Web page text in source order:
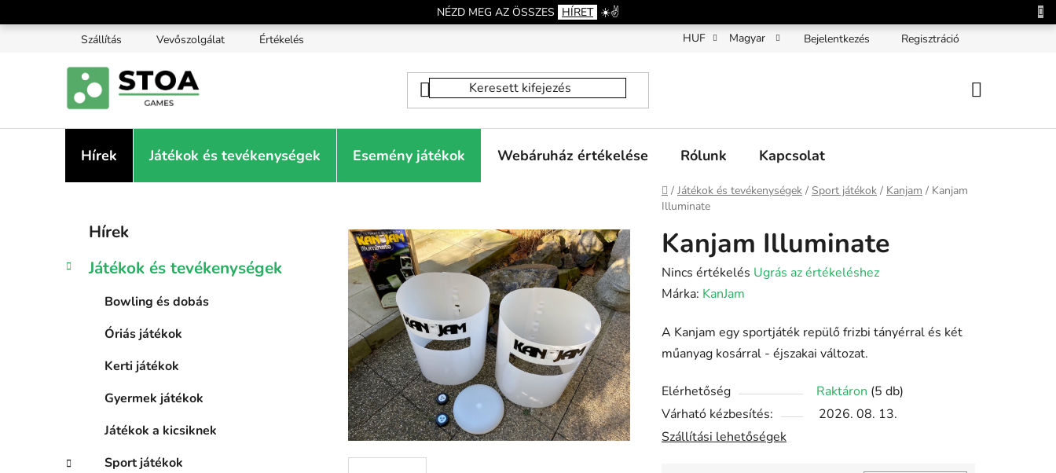
a
NÉZD MEG AZ ÖSSZES HÍRET ☀️✌️
Szállítás
Vevőszolgálat Értékelés HUF Magyar Bejelentkezés Regisztráció
Hírek Játékok és tevékenységek Esemény játékok Webáruház értékelése Rólunk Kapcsolat
Kezdőlap
/ Játékok és tevékenységek / Sport játékok / Kanjam / Kanjam
Illuminate
d
Kategóriák
átugrása
e
Hírek
Játékok és tevékenységek
Bowling és dobás
Óriás játékok
Kerti játékok
Gyermek játékok
Játékok a kicsiknek
Sport játékok
Kanjam Illuminate
A
termék
értékelése
5-
0,0
csillag.
Nincs értékelés Ugrás az értékeléshez
Márka: KanJam
A Kanjam egy sportjáték repülő frizbi tányérral és két
műanyag kosárral - éjszakai változat.
Elérhetőség Raktáron (5 db)
Várható kézbesítés:
2026. 08. 13.
Szállítási lehetőségek